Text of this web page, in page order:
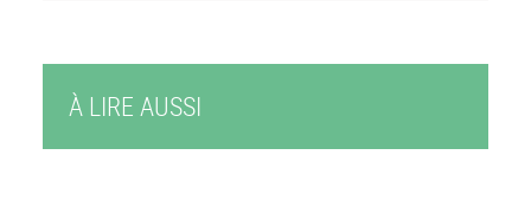
À LIRE AUSSI